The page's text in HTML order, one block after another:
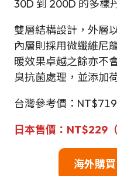
30D 到 200D 的多樣
雙層結構設計，外層
內層則採用微纖維尼
暖效果卓越之餘亦不
臭抗菌處理，並添加
台灣參考價：
日本售價：NT$229
海外購買